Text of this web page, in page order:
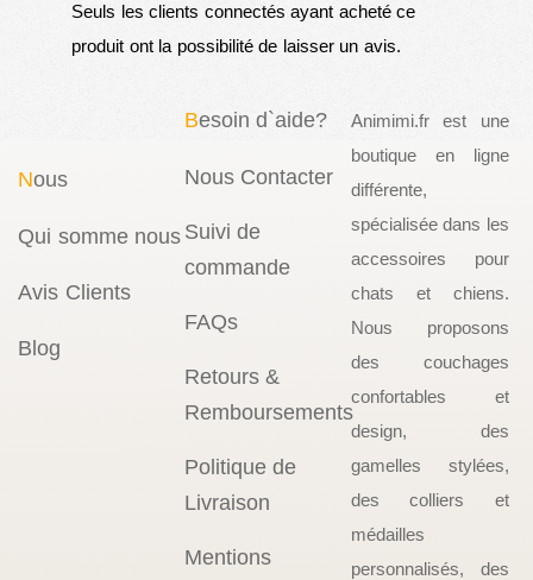
Seuls les clients connectés ayant acheté ce
produit ont la possibilité de laisser un avis.
Nous
Qui somme nous
Avis Clients
Blog
Besoin d`aide?
Nous Contacter
Suivi de
commande
FAQs
Retours &
Remboursements
Politique de
Livraison
Mentions
Animimi.fr est une
boutique en ligne
différente,
spécialisée dans les
accessoires pour
chats et chiens.
Nous proposons
des couchages
confortables et
design, des
gamelles stylées,
des colliers et
médailles
personnalisés, des